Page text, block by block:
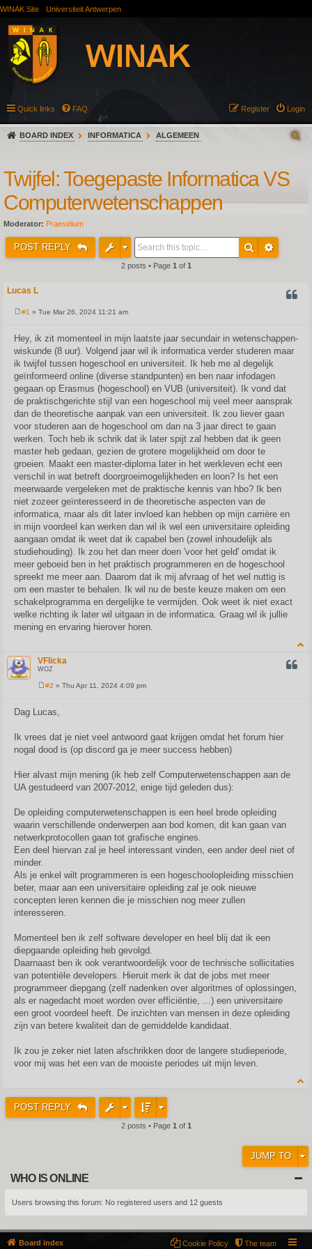
WINAK Site Universiteit Antwerpen
Quick links FAQ Login
Register
BOARD INDEX INFORMATICA ALGEMEEN
Twijfel: Toegepaste Informatica VS
Computerwetenschappen
Moderator: Praesidium
POST REPLY
2 posts • Page 1 of 1
Lucas L
t
#1 » Tue Mar 26, 2024 11:21 am
Hey, ik zit momenteel in mijn laatste jaar secundair in wetenschappen-
wiskunde (8 uur). Volgend jaar wil ik informatica verder studeren maar
ik twijfel tussen hogeschool en universiteit. Ik heb me al degelijk
geïnformeerd online (diverse standpunten) en ben naar infodagen
gegaan op Erasmus (hogeschool) en VUB (universiteit). Ik vond dat
de praktischgerichte stijl van een hogeschool mij veel meer aansprak
dan de theoretische aanpak van een universiteit. Ik zou liever gaan
voor studeren aan de hogeschool om dan na 3 jaar direct te gaan
werken. Toch heb ik schrik dat ik later spijt zal hebben dat ik geen
master heb gedaan, gezien de grotere mogelijkheid om door te
groeien. Maakt een master-diploma later in het werkleven echt een
verschil in wat betreft doorgroeimogelijkheden en loon? Is het een
meerwaarde vergeleken met de praktische kennis van hbo? Ik ben
niet zozeer geïnteresseerd in de theoretische aspecten van de
informatica, maar als dit later invloed kan hebben op mijn carrière en
in mijn voordeel kan werken dan wil ik wel een universitaire opleiding
aangaan omdat ik weet dat ik capabel ben (zowel inhoudelijk als
studiehouding). Ik zou het dan meer doen 'voor het geld' omdat ik
meer geboeid ben in het praktisch programmeren en de hogeschool
spreekt me meer aan. Daarom dat ik mij afvraag of het wel nuttig is
om een master te behalen. Ik wil nu de beste keuze maken om een
schakelprogramma en dergelijke te vermijden. Ook weet ik niet exact
welke richting ik later wil uitgaan in de informatica. Graag wil ik jullie
mening en ervaring hierover horen.
VFlicka
WOZ
t
#2 » Thu Apr 11, 2024 4:09 pm
Dag Lucas,
Ik vrees dat je niet veel antwoord gaat krijgen omdat het forum hier
nogal dood is (op discord ga je meer success hebben)
Hier alvast mijn mening (ik heb zelf Computerwetenschappen aan de
UA gestudeerd van 2007-2012, enige tijd geleden dus):
De opleiding computerwetenschappen is een heel brede opleiding
waarin verschillende onderwerpen aan bod komen, dit kan gaan van
netwerkprotocollen gaan tot grafische engines.
Een deel hiervan zal je heel interessant vinden, een ander deel niet of
minder.
Als je enkel wilt programmeren is een hogeschoolopleiding misschien
beter, maar aan een universitaire opleiding zal je ook nieuwe
concepten leren kennen die je misschien nog meer zullen
interesseren.
Momenteel ben ik zelf software developer en heel blij dat ik een
diepgaande opleiding heb gevolgd.
Daarnaast ben ik ook verantwoordelijk voor de technische sollicitaties
van potentiële developers. Hieruit merk ik dat de jobs met meer
programmeer diepgang (zelf nadenken over algoritmes of oplossingen,
als er nagedacht moet worden over efficiëntie, ...) een universitaire
een groot voordeel heeft. De inzichten van mensen in deze opleiding
zijn van betere kwaliteit dan de gemiddelde kandidaat.
Ik zou je zeker niet laten afschrikken door de langere studieperiode,
voor mij was het een van de mooiste periodes uit mijn leven.
POST REPLY
2 posts • Page 1 of 1
JUMP TO
WHO IS ONLINE
Users browsing this forum: No registered users and 12 guests
Board index The team
Cookie Policy